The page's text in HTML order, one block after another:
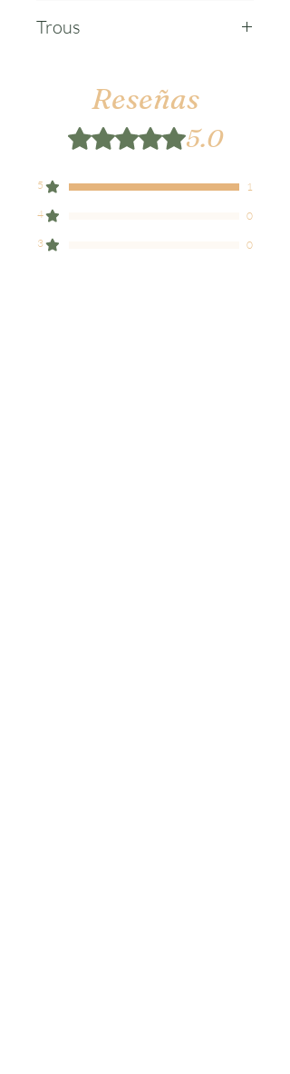
de large
Trous
Reseñas
Obtuvo 5 de 5 estrellas.
5.0
5
1
4
0
3
0